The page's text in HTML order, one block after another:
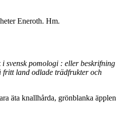
Eneroth. Hm.
i svensk pomologi : eller beskrifning
fritt land odlade trädfrukter och
äta knallhårda, grönblanka äpplen